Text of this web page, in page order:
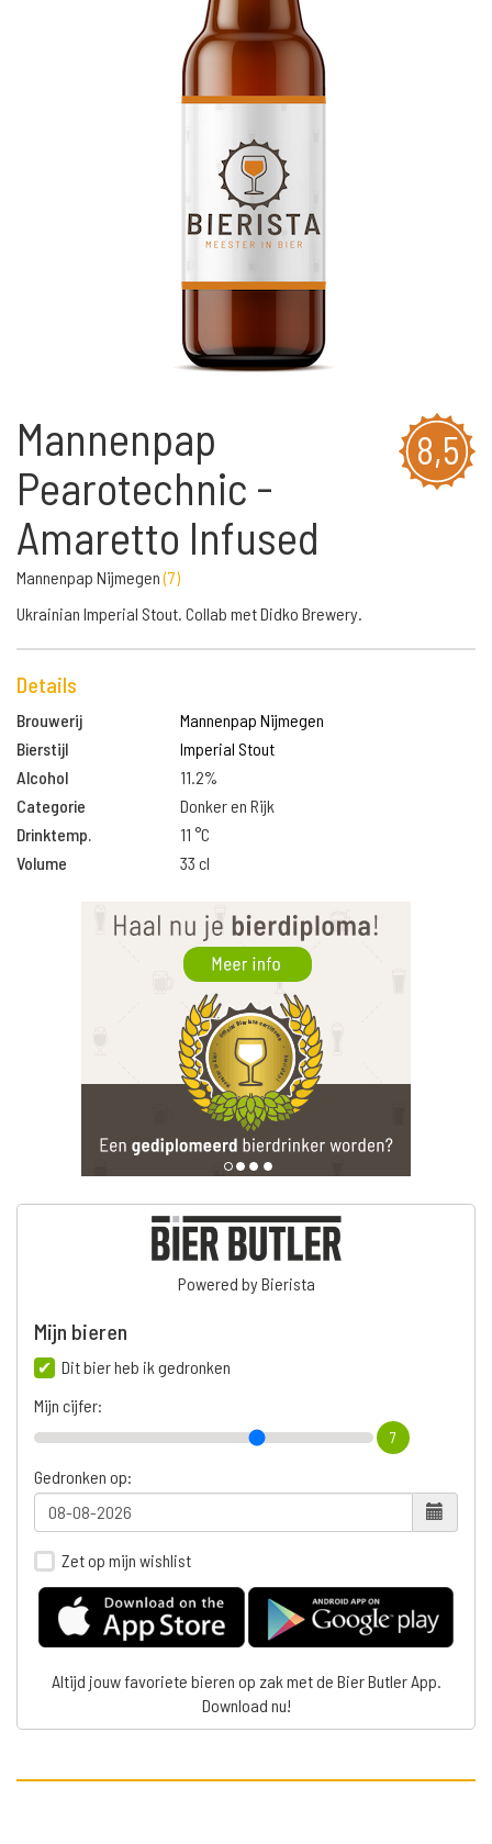
8,5
Mannenpap
Pearotechnic -
Amaretto Infused
Mannenpap Nijmegen(7)
Ukrainian Imperial Stout. Collab met Didko Brewery.
Details
Brouwerij
Mannenpap Nijmegen
Bierstijl
Imperial Stout
Alcohol
11.2%
Categorie
Donker en Rijk
Drinktemp.
11 °C
Volume
33 cl
Powered by Bierista
Mijn bieren
Dit bier heb ik gedronken
Mijn cijfer:
7
Gedronken op:
Zet op mijn wishlist
Altijd jouw favoriete bieren op zak met de Bier Butler App.
Download nu!